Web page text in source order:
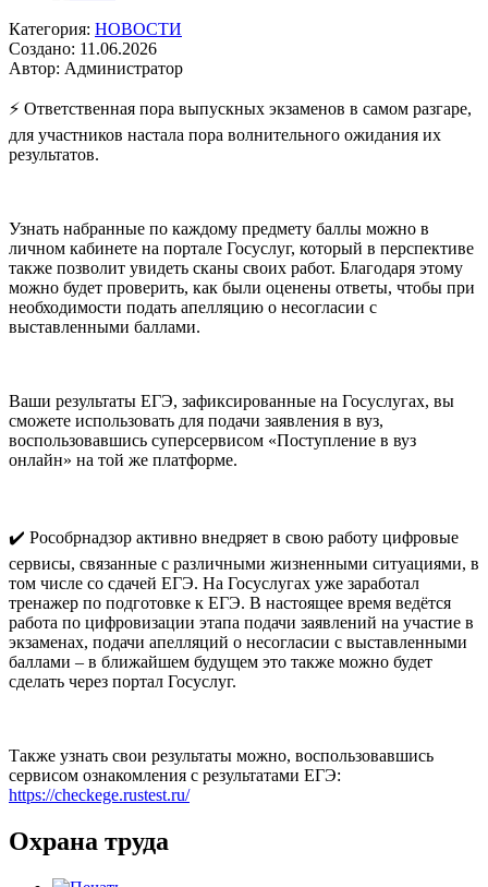
Категория: НОВОСТИ
Создано: 11.06.2026
Автор: Администратор
⚡️ Ответственная пора выпускных экзаменов в самом разгаре,
для участников настала пора волнительного ожидания их
результатов.
Узнать набранные по каждому предмету баллы можно в
личном кабинете на портале Госуслуг, который в перспективе
также позволит увидеть сканы своих работ. Благодаря этому
можно будет проверить, как были оценены ответы, чтобы при
необходимости подать апелляцию о несогласии с
выставленными баллами.
Ваши результаты ЕГЭ, зафиксированные на Госуслугах, вы
сможете использовать для подачи заявления в вуз,
воспользовавшись суперсервисом «Поступление в вуз
онлайн» на той же платформе.
✔️ Рособрнадзор активно внедряет в свою работу цифровые
сервисы, связанные с различными жизненными ситуациями, в
том числе со сдачей ЕГЭ. На Госуслугах уже заработал
тренажер по подготовке к ЕГЭ. В настоящее время ведётся
работа по цифровизации этапа подачи заявлений на участие в
экзаменах, подачи апелляций о несогласии с выставленными
баллами – в ближайшем будущем это также можно будет
сделать через портал Госуслуг.
Также узнать свои результаты можно, воспользовавшись
сервисом ознакомления с результатами ЕГЭ:
https://checkege.rustest.ru/
Охрана труда